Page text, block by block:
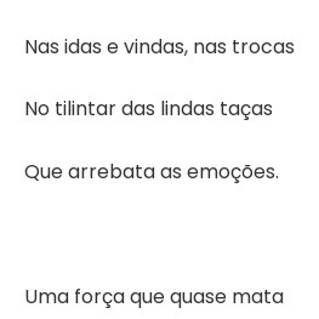
Nas idas e vindas, nas trocas
No tilintar das lindas taças
Que arrebata as emoções.
Uma força que quase mata